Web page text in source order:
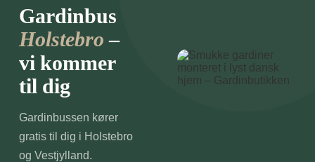
Gardinbus
Holstebro –
vi kommer
til dig
Gardinbussen kører
gratis til dig i Holstebro
og Vestjylland.